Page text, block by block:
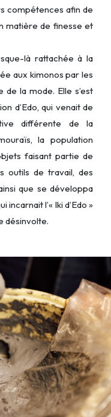
compétences afin de
matière de finesse et
là rattachée à la
aux kimonos par les
de la mode. Elle s’est
d’Edo, qui venait de
différente de la
la population
faisant partie de
outils de travail, des
que se développa
incarnait l’« Iki d’Edo »
désinvolte.